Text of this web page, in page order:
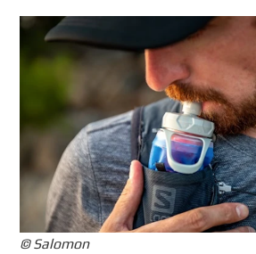
© Salomon